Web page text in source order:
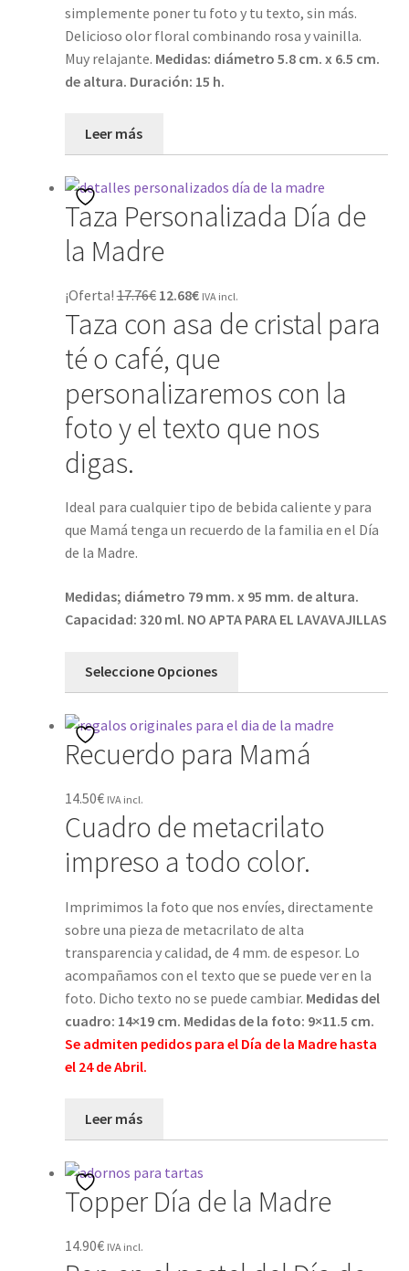
Lista de deseos
Mi cuenta
PLAZOS DE ENTREGA
Política de Cookies
Preguntas Frecuentes sobre Caretas Personalizadas
con Foto
PRIVACIDAD
Register
SOBRE NOSOTROS
Tienda
simplemente poner tu foto y tu texto, sin más.
Delicioso olor floral combinando rosa y vainilla.
Muy relajante. Medidas: diámetro 5.8 cm. x 6.5 cm.
de altura. Duración: 15 h.
Leer más
Taza Personalizada Día de
la Madre
¡Oferta!17.76€ El
precio
original
era:
17.76€.
12.68€El
precio
actual
es:
12.68€.
IVA incl.
Taza con asa de cristal para
té o café, que
personalizaremos con la
foto y el texto que nos
digas.
Ideal para cualquier tipo de bebida caliente y para
que Mamá tenga un recuerdo de la familia en el Día
de la Madre.
Medidas; diámetro 79 mm. x 95 mm. de altura.
Capacidad: 320 ml. NO APTA PARA EL LAVAVAJILLAS
Seleccione Opciones
Recuerdo para Mamá
14.50€ IVA incl.
Cuadro de metacrilato
impreso a todo color.
Imprimimos la foto que nos envíes, directamente
sobre una pieza de metacrilato de alta
transparencia y calidad, de 4 mm. de espesor. Lo
acompañamos con el texto que se puede ver en la
foto. Dicho texto no se puede cambiar. Medidas del
cuadro: 14×19 cm. Medidas de la foto: 9×11.5 cm.
Se admiten pedidos para el Día de la Madre hasta
el 24 de Abril.
Leer más
Topper Día de la Madre
14.90€ IVA incl.